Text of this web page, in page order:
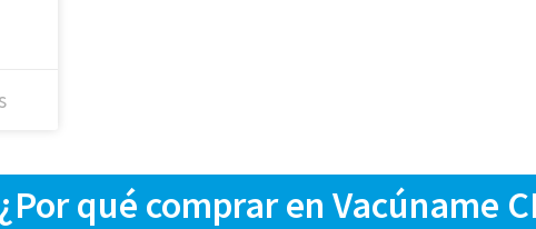
¿Por qué comprar en Vacúname